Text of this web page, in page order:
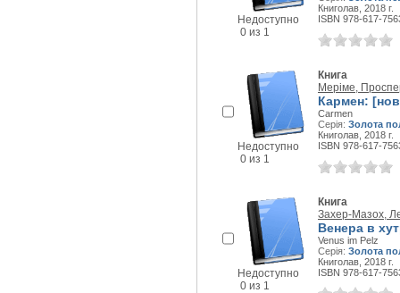
Недоступно
0 из 1
Книголав, 2018 г.
ISBN 978-617-
Недоступно
0 из 1
Книга
Меріме,
Кармен:
Carmen
Серія: Золота
Книголав, 2018 г.
ISBN 978-617-
Недоступно
0 из 1
Книга
Захер-Мазох,
Венера в
Venus im Pelz
Серія: Золота
Книголав, 2018 г.
ISBN 978-617-